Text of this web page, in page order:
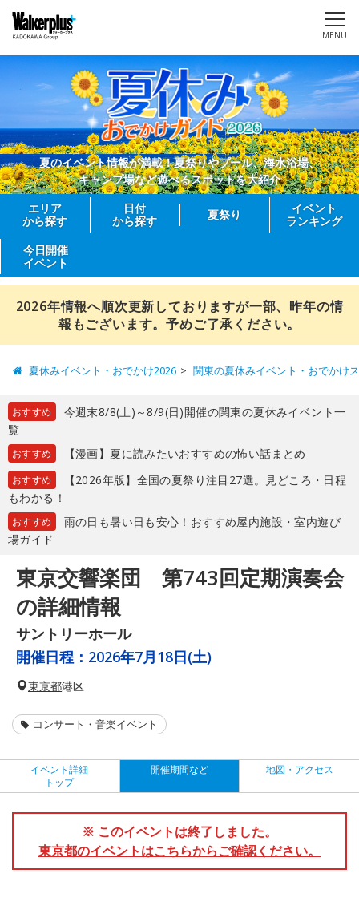
MENU
夏のイベント情報が満載！夏祭りやプール、海水浴場、
キャンプ場など遊べるスポットを大紹介
エリア
から探す
日付
から探す
夏祭り
イベント
ランキング
今日開催
イベント
2026年情報へ順次更新しておりますが一部、昨年の情
報もございます。予めご了承ください。
夏休みイベント・おでかけ2026 関東の夏休みイベント・おでかけ
おすすめ
今週末8/8(土)～8/9(日)開催の関東の夏休みイベント一
覧
おすすめ 【漫画】夏に読みたいおすすめの怖い話まとめ
おすすめ
【2026年版】全国の夏祭り注目27選。見どころ・日程
もわかる！
おすすめ
雨の日も暑い日も安心！おすすめ屋内施設・室内遊び
場ガイド
東京交響楽団 第743回定期演奏会
の詳細情報
サントリーホール
開催日程： 2026年7月18日(土)
東京都港区
コンサート・音楽イベント
イベント詳細
トップ
開催期間など 地図・アクセス
※ このイベントは終了しました。
東京都のイベントはこちらからご確認ください。